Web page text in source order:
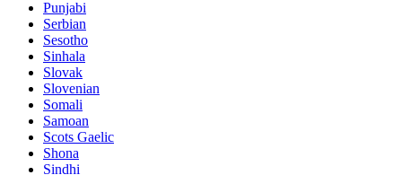
Punjabi
Serbian
Sesotho
Sinhala
Slovak
Slovenian
Somali
Samoan
Scots Gaelic
Shona
Sindhi